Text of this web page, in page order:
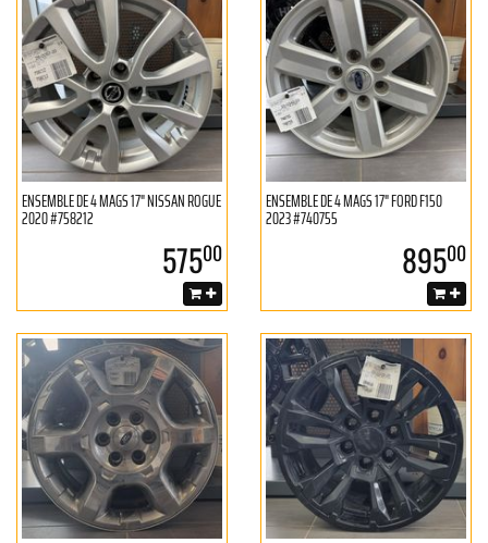
ENSEMBLE DE 4 MAGS 17" NISSAN ROGUE
2020 #758212
57500
ENSEMBLE DE 4 MAGS 17" FORD F150
2023 #740755
89500